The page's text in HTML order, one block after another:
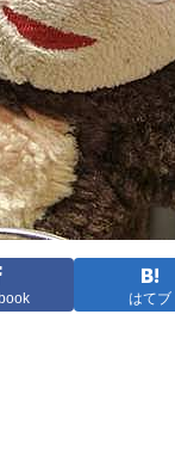
はてブ